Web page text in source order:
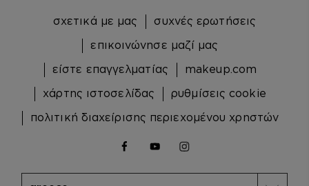
σχετικά με μας
συχνές ερωτήσεις
επικοινώνησε μαζί μας
είστε επαγγελματίας
makeup.com
χάρτης ιστοσελίδας
ρυθμίσεις cookie
πολιτική διαχείρισης περιεχομένου χρηστών
facebookyoutubeinstagram